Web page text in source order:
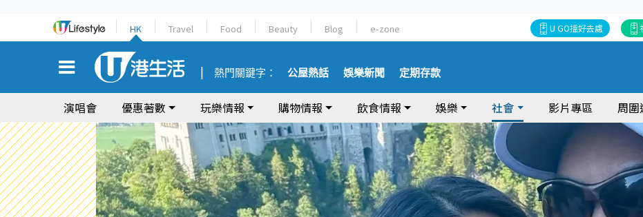
HK Travel Food Beauty Blog e-zone U GO搵好去處
熱門關鍵字： 公屋熱話 娛樂新聞 定期存款
演唱會 優惠著數 玩樂情報 購物情報 飲食情報 娛樂 社會 影片專區 周圍